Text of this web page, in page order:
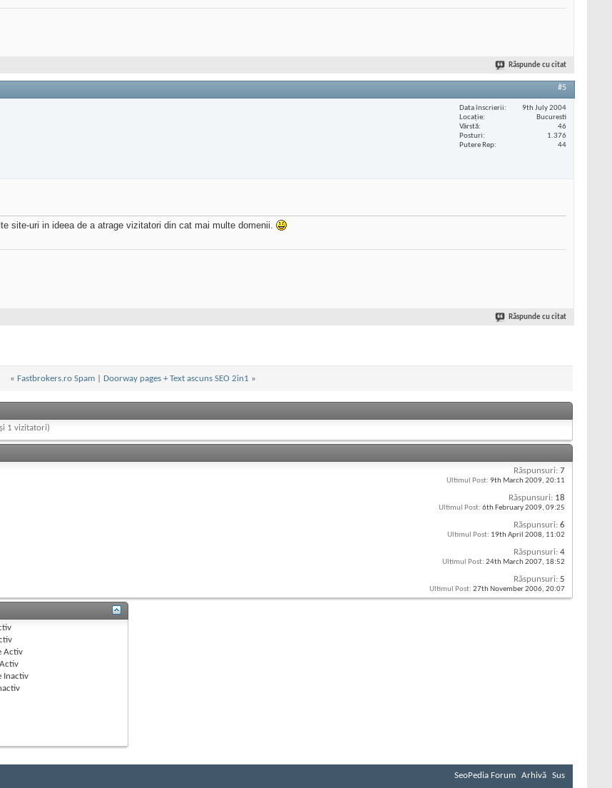
Răspunde cu citat
#5
Data înscrierii
9th July 2004
Locaţie
Bucuresti
Vârstă
46
Posturi
1.376
Putere Rep
44
site-uri in ideea de a atrage vizitatori din cat mai multe domenii.
Răspunde cu citat
« Fastbrokers.ro Spam| Doorway pages + Text ascuns SEO 2in1 »
1 vizitatori)
Răspunsuri: 7
Ultimul Post: 9th March 2009, 20:11
Răspunsuri: 18
Ultimul Post: 6th February 2009, 09:25
Răspunsuri: 6
Ultimul Post: 19th April 2008, 11:02
Răspunsuri: 4
Ultimul Post: 24th March 2007, 18:52
Răspunsuri: 5
Ultimul Post: 27th November 2006, 20:07
Activ
Activ
Inactiv
SeoPedia Forum Arhivă Sus